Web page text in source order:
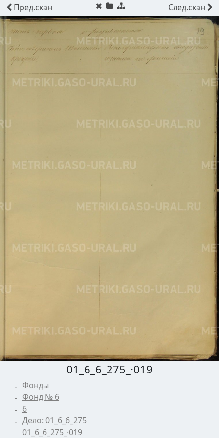
Пред.скан След.скан
01_6_6_275_·019
Фонды
Фонд № 6
6
Дело: 01_6_6_275
01_6_6_275_·019